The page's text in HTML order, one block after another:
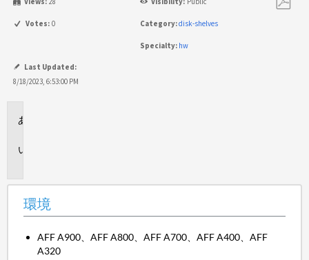
Votes: 0 Category:disk-shelves
Specialty: hw
Last Updated:
8/18/2023, 6:53:00 PM
環境
AFF A900、AFF A800、AFF A700、AFF A400、AFF
A320